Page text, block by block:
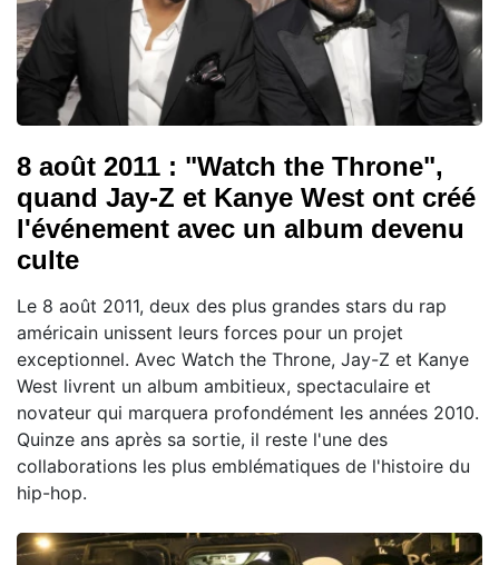
8 août 2011 : "Watch the Throne",
quand Jay-Z et Kanye West ont créé
l'événement avec un album devenu
culte
Le 8 août 2011, deux des plus grandes stars du rap
américain unissent leurs forces pour un projet
exceptionnel. Avec Watch the Throne, Jay-Z et Kanye
West livrent un album ambitieux, spectaculaire et
novateur qui marquera profondément les années 2010.
Quinze ans après sa sortie, il reste l'une des
collaborations les plus emblématiques de l'histoire du
hip-hop.